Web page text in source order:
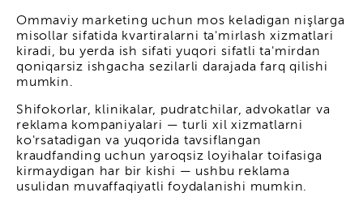
Ommaviy marketing uchun mos keladigan nişlarga
misollar sifatida kvartiralarni ta'mirlash xizmatlari
kiradi, bu yerda ish sifati yuqori sifatli ta'mirdan
qoniqarsiz ishgacha sezilarli darajada farq qilishi
mumkin.
Shifokorlar, klinikalar, pudratchilar, advokatlar va
reklama kompaniyalari — turli xil xizmatlarni
ko'rsatadigan va yuqorida tavsiflangan
kraudfanding uchun yaroqsiz loyihalar toifasiga
kirmaydigan har bir kishi — ushbu reklama
usulidan muvaffaqiyatli foydalanishi mumkin.